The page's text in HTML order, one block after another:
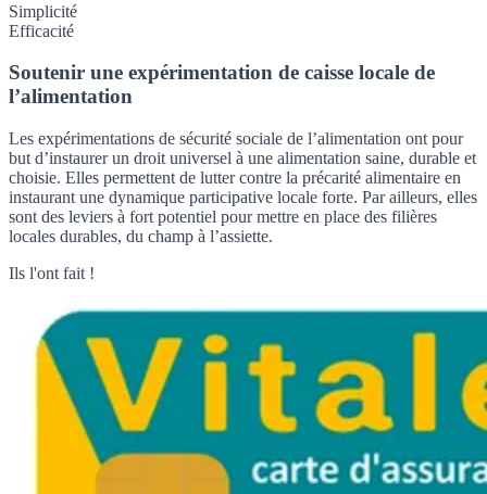
Simplicité
Efficacité
Soutenir une expérimentation de caisse locale de
l’alimentation
Les expérimentations de sécurité sociale de l’alimentation ont pour
but d’instaurer un droit universel à une alimentation saine, durable et
choisie. Elles permettent de lutter contre la précarité alimentaire en
instaurant une dynamique participative locale forte. Par ailleurs, elles
sont des leviers à fort potentiel pour mettre en place des filières
locales durables, du champ à l’assiette.
Ils l'ont fait !